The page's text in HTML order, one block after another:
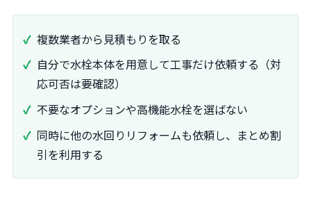
複数業者から見積もりを取る
自分で水栓本体を用意して工事だけ依頼する（対
応可否は要確認）
不要なオプションや高機能水栓を選ばない
同時に他の水回りリフォームも依頼し、まとめ割
引を利用する